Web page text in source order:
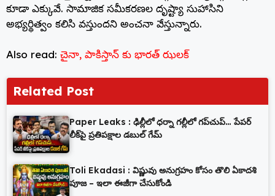
కూడా ఎక్కువే. సామాజిక సమీకరణల దృష్ట్యా సుహాసిని
అభ్యర్థిత్వం కలిసి వస్తుందని అంచనా వేస్తున్నారు.
Also read: చైనా, పాకిస్తాన్ కు భారత్ ఝలక్
Related Post
Paper Leaks : ఢిల్లీలో ధర్నా గల్లీలో గప్‌చుప్… పేపర్
లీక్‌పై ప్రతిపక్షాల డబుల్ గేమ్
Toli Ekadasi : విష్ణువు అనుగ్రహం కోసం తొలి ఏకాదశి
పూజ – ఇలా ఈజీగా చేసుకోండి